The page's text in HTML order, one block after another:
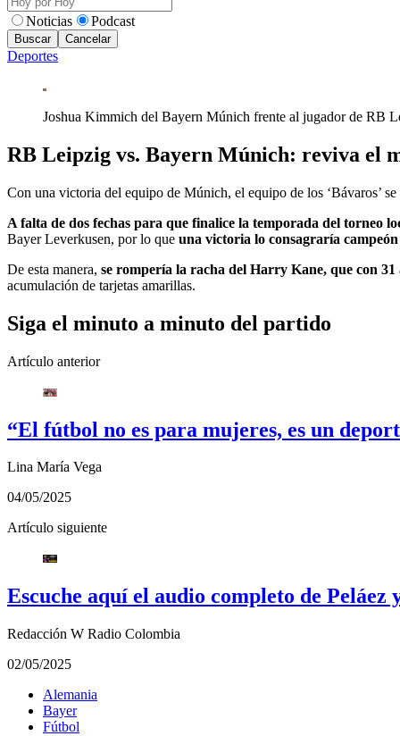
Noticias Podcast
Buscar Cancelar
Deportes
Joshua Kimmich del Bayern Múnich frente al jugador de RB
RB Leipzig vs. Bayern Múnich: reviva el
Con una victoria del equipo de Múnich, el equipo de los ‘Bávaros’
A falta de dos fechas para que finalice la temporada del torneo
Bayer Leverkusen, por lo que una victoria lo consagraría
De esta manera, se rompería la racha del Harry Kane, que con
acumulación de tarjetas amarillas.
Siga el minuto a minuto del partido
Artículo anterior
“El fútbol no es para mujeres, es un
Lina María Vega
04/05/2025
Artículo siguiente
Escuche aquí el audio completo de Peláez
Redacción W Radio Colombia
02/05/2025
Alemania
Bayer
Fútbol